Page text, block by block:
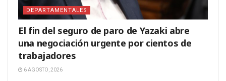
DEPARTAMENTALES
El fin del seguro de paro de Yazaki abre
una negociación urgente por cientos de
trabajadores
6 AGOSTO, 2026